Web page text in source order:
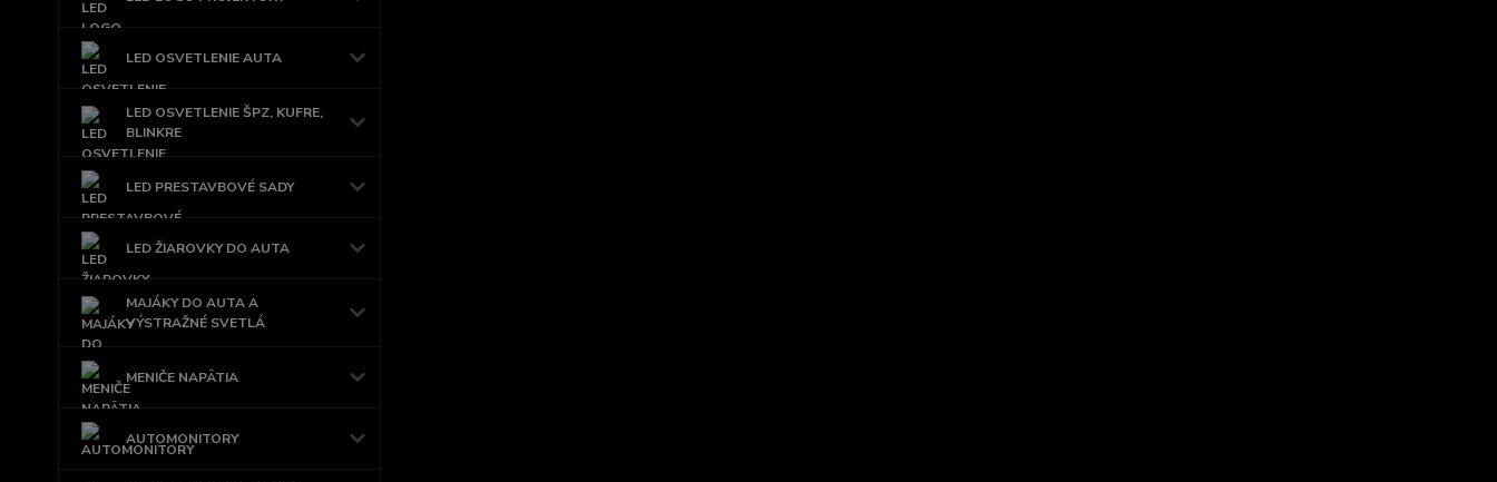
LED OSVETLENIE AUTA
LED OSVETLENIE ŠPZ, KUFRE,
BLINKRE
LED PRESTAVBOVÉ SADY
LED ŽIAROVKY DO AUTA
MAJÁKY DO AUTA A
VÝSTRAŽNÉ SVETLÁ
MENIČE NAPÄTIA
AUTOMONITORY